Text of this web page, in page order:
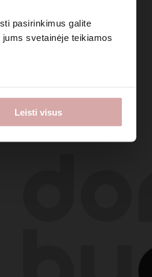
pasirinkimus galite
svetainėje teikiamos
Leisti visus